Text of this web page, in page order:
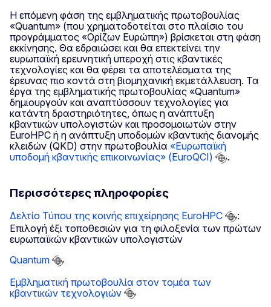
Η επόμενη φάση της εμβληματικής πρωτοβουλίας
«Quantum» (που χρηματοδοτείται στο πλαίσιο του
προγράμματος «Ορίζων Ευρώπη») βρίσκεται στη φάση
εκκίνησης. Θα εδραιώσει και θα επεκτείνει την
ευρωπαϊκή ερευνητική υπεροχή στις κβαντικές
τεχνολογίες και θα φέρει τα αποτελέσματα της
έρευνας πιο κοντά στη βιομηχανική εκμετάλλευση. Τα
έργα της εμβληματικής πρωτοβουλίας «Quantum»
δημιουργούν και αναπτύσσουν τεχνολογίες για
κατάντη δραστηριότητες, όπως η ανάπτυξη
κβαντικών υπολογιστών και προσομοιωτών στην
EuroHPC ή η ανάπτυξη υποδομών κβαντικής διανομής
κλειδών (QKD) στην πρωτοβουλία «Ευρωπαϊκή
υποδομή κβαντικής επικοινωνίας» (EuroQCI)
.
Περισσότερες πληροφορίες
Δελτίο Τύπου της κοινής επιχείρησης EuroHPC
:
Επιλογή έξι τοποθεσιών για τη φιλοξενία των πρώτων
ευρωπαϊκών κβαντικών υπολογιστών
Quantum
Εμβληματική πρωτοβουλία στον τομέα των
κβαντικών τεχνολογιών